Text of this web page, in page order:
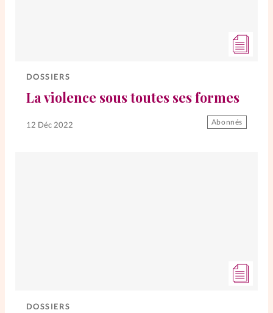
DOSSIERS
La violence sous toutes ses formes
12 Déc 2022 Abonnés
DOSSIERS